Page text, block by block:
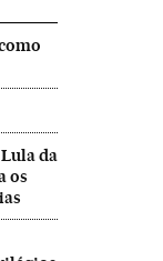
da
os